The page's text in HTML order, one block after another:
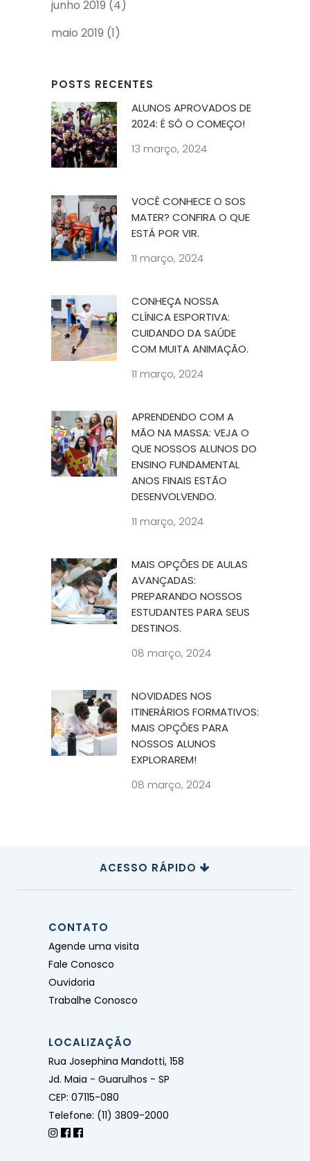
junho 2019 (4)
maio 2019 (1)
POSTS RECENTES
ALUNOS APROVADOS DE
2024: É SÓ O COMEÇO!
13 março, 2024
VOCÊ CONHECE O SOS
MATER? CONFIRA O QUE
ESTÁ POR VIR.
11 março, 2024
CONHEÇA NOSSA
CLÍNICA ESPORTIVA:
CUIDANDO DA SAÚDE
COM MUITA ANIMAÇÃO.
11 março, 2024
APRENDENDO COM A
MÃO NA MASSA: VEJA O
QUE NOSSOS ALUNOS DO
ENSINO FUNDAMENTAL
ANOS FINAIS ESTÃO
DESENVOLVENDO.
11 março, 2024
MAIS OPÇÕES DE AULAS
AVANÇADAS:
PREPARANDO NOSSOS
ESTUDANTES PARA SEUS
DESTINOS.
08 março, 2024
NOVIDADES NOS
ITINERÁRIOS FORMATIVOS:
MAIS OPÇÕES PARA
NOSSOS ALUNOS
EXPLORAREM!
08 março, 2024
ACESSO RÁPIDO
CONTATO
Agende uma visita
Fale Conosco
Ouvidoria
Trabalhe Conosco
LOCALIZAÇÃO
Rua Josephina Mandotti, 158
Jd. Maia - Guarulhos - SP
CEP: 07115-080
Telefone: (11) 3809-2000